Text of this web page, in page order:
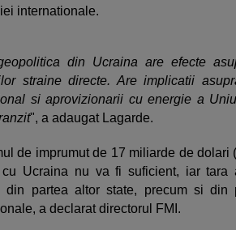
internationale.
din Ucraina are efecte
straine directe. Are implicatii
si aprovizionarii cu energie a
", a adaugat Lagarde.
de imprumut de 17 miliarde de
Ucraina nu va fi suficient, iar tara
din partea altor state, precum si din
a declarat directorul FMI.